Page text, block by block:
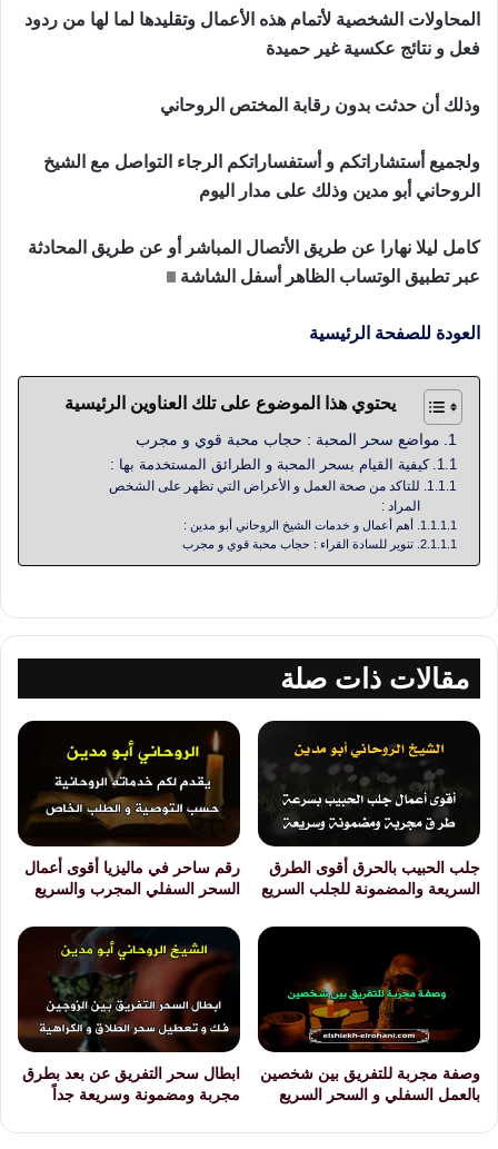
المحاولات الشخصية لأتمام هذه الأعمال وتقليدها لما لها من ردود
فعل و نتائج عكسية غير حميدة
وذلك أن حدثت بدون رقابة المختص الروحاني
ولجميع أستشاراتكم و أستفساراتكم الرجاء التواصل مع الشيخ
الروحاني أبو مدين وذلك على مدار اليوم
كامل ليلا نهارا عن طريق الأتصال المباشر أو عن طريق المحادثة
عبر تطبيق الوتساب الظاهر أسفل الشاشة
العودة للصفحة الرئيسية
يحتوي هذا الموضوع على تلك العناوين الرئيسية
مواضع سحر المحبة : حجاب محبة قوي و مجرب
كيفية القيام بسحر المحبة و الطرائق المستخدمة بها :
للتاكد من صحة العمل و الأعراض التي تظهر على الشخص
المراد :
أهم أعمال و خدمات الشيخ الروحاني أبو مدين :
تنوير للسادة القراء : حجاب محبة قوي و مجرب
مقالات ذات صلة
جلب الحبيب بالحرق أقوى الطرق
السريعة والمضمونة للجلب السريع
رقم ساحر في ماليزيا أقوى أعمال
السحر السفلي المجرب والسريع
وصفة مجربة للتفريق بين شخصين
بالعمل السفلي و السحر السريع
ابطال سحر التفريق عن بعد بطرق
مجربة ومضمونة وسريعة جداً